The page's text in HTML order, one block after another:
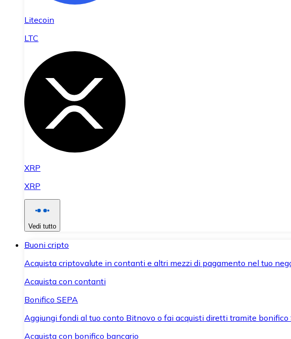
Litecoin
LTC
XRP
XRP
Vedi tutto
Buoni cripto
Acquista criptovalute in contanti e altri mezzi di pagamento nel tuo
Acquista con contanti
Bonifico SEPA
Aggiungi fondi al tuo conto Bitnovo o fai acquisti diretti tramite bonifico
Acquista con bonifico bancario